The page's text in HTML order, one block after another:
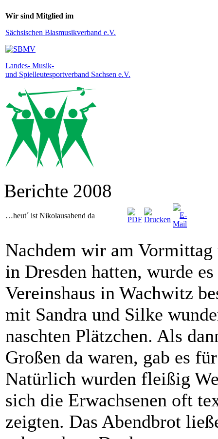
Wir sind Mitglied im
Sächsischen Blasmusikverband e.V.
Landes- Musik-
und Spielleutesportverband Sachsen e.V.
Berichte 2008
…heut´ ist Nikolausabend da
Nachdem wir am
in Dresden hatten, wurde
Vereinshaus in Wachwitz
mit Sandra und Silke
naschten Plätzchen. Als
Großen da waren, gab es
Natürlich wurden fleißig
sich die Erwachsenen oft
zeigten. Das Abendbrot